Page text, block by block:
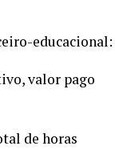
educacional:
valor pago
de horas